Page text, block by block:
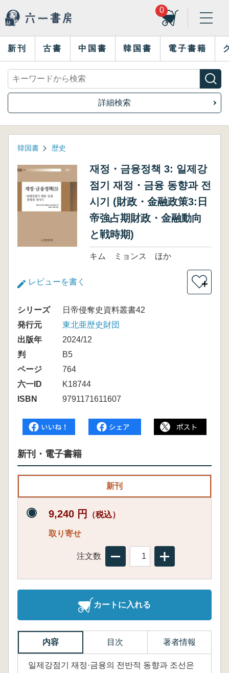
0
新刊 古書 中国書 韓国書 電子書籍
詳細検索
韓国書 歴史
재정・금융정책 3: 일제강
점기 재정・금융 동향과 전
시기 (財政・金融政策3:日
帝強占期財政・金融動向
と戦時期)
キム ミョンス ほか
レビューを書く ＋
シリーズ
日帝侵奪史資料叢書42
発行元
東北亜歴史財団
出版年
2024/12
判
B5
ページ
764
六一ID
K18744
ISBN
9791171611607
新刊・電子書籍
新刊
9,240 円 （税込）
取り寄せ
注文数
カートに入れる
内容 目次 著者情報
일제강점기 재정·금융의 전반적 동향과 조선은